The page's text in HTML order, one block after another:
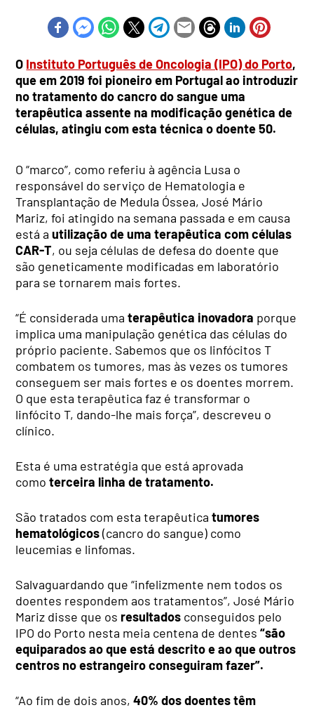
O Instituto Português de Oncologia (IPO) do Porto,
que em 2019 foi pioneiro em Portugal ao introduzir
no tratamento do cancro do sangue uma
terapêutica assente na modificação genética de
células, atingiu com esta técnica o doente 50.
O “marco”, como referiu à agência Lusa o
responsável do serviço de Hematologia e
Transplantação de Medula Óssea, José Mário
Mariz, foi atingido na semana passada e em causa
está autilização de uma terapêutica com células
CAR-T, ou seja células de defesa do doente que
são geneticamente modificadas em laboratório
para se tornarem mais fortes.
“É considerada uma terapêutica inovadora porque
implica uma manipulação genética das células do
próprio paciente. Sabemos que os linfócitos T
combatem os tumores, mas às vezes os tumores
conseguem ser mais fortes e os doentes morrem.
O que esta terapêutica faz é transformar o
linfócito T, dando-lhe mais força”, descreveu o
clínico.
Esta é uma estratégia que está aprovada
como terceira linha de tratamento.
São tratados com esta terapêutica tumores
hematológicos(cancro do sangue) como
leucemias e linfomas.
Salvaguardando que “infelizmente nem todos os
doentes respondem aos tratamentos”, José Mário
Mariz disse que os resultados conseguidos pelo
IPO do Porto nesta meia centena de dentes“são
equiparados ao que está descrito e ao que outros
centros no estrangeiro conseguiram fazer”.
“Ao fim de dois anos,40% dos doentes têm